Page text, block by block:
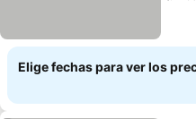
Elige fechas para ver los